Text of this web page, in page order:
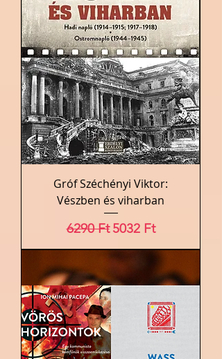
Gróf Széchényi Viktor:
Vészben és viharban
Szokásos ár
6290 Ft Akciós ár
5032 Ft